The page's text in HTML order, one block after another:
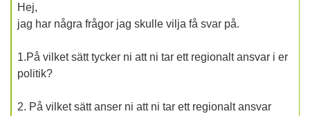
r
:
Hej,
jag har några frågor jag skulle vilja få svar på.
1.På vilket sätt tycker ni att ni tar ett regionalt ansvar i er
politik?
2. På vilket sätt anser ni att ni tar ett regionalt ansvar